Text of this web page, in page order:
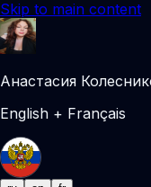
Skip to main content
Анастасия
English + Français